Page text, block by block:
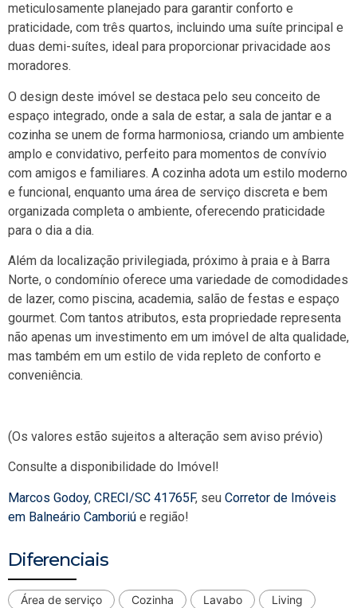
meticulosamente planejado para garantir conforto e
praticidade, com três quartos, incluindo uma suíte principal e
duas demi-suítes, ideal para proporcionar privacidade aos
moradores.
O design deste imóvel se destaca pelo seu conceito de
espaço integrado, onde a sala de estar, a sala de jantar e a
cozinha se unem de forma harmoniosa, criando um ambiente
amplo e convidativo, perfeito para momentos de convívio
com amigos e familiares. A cozinha adota um estilo moderno
e funcional, enquanto uma área de serviço discreta e bem
organizada completa o ambiente, oferecendo praticidade
para o dia a dia.
Além da localização privilegiada, próximo à praia e à Barra
Norte, o condomínio oferece uma variedade de comodidades
de lazer, como piscina, academia, salão de festas e espaço
gourmet. Com tantos atributos, esta propriedade representa
não apenas um investimento em um imóvel de alta qualidade,
mas também em um estilo de vida repleto de conforto e
conveniência.
(Os valores estão sujeitos a alteração sem aviso prévio)
Consulte a disponibilidade do Imóvel!
Marcos Godoy, CRECI/SC 41765F, seu Corretor de Imóveis
em Balneário Camboriú e região!
Diferenciais
Área de serviço Cozinha Lavabo
Living